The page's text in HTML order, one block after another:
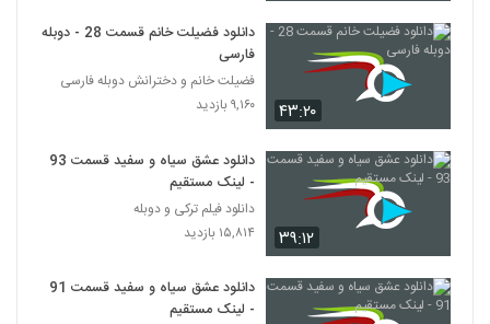
۴۳:۲۰
دانلود فضیلت خانم قسمت 28 - دوبله
فارسی
فضیلت خانم و دخترانش دوبله فارسی
۹,۱۶۰ بازدید
۳۹:۱۲
دانلود عشق سیاه و سفید قسمت 93
- لینک مستقیم
دانلود فیلم ترکی و دوبله
۱۵,۸۱۴ بازدید
دانلود عشق سیاه و سفید قسمت 91
- لینک مستقیم